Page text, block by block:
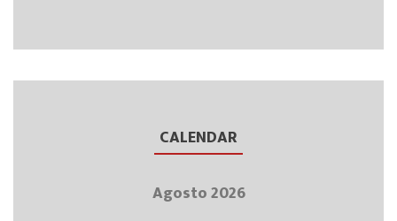
CALENDAR
Agosto 2026